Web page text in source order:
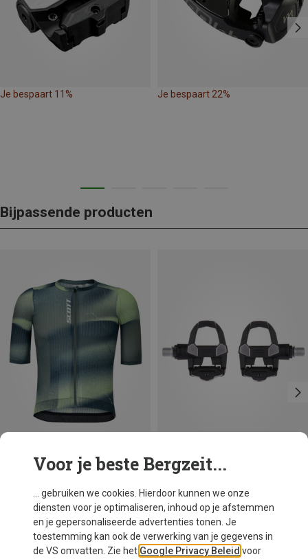
Je bespaart 11% Je bespaart 22%
Bijpassende producten
Je bespaart 32%
Look
Kéo Classic 3+ Pedaal
€ 64,60
ONE SIZE
Voor je beste Bergzeit...
... gebruiken we cookies. Hierdoor kunnen we onze
diensten voor je optimaliseren, inhoud op je afstemmen
en je gepersonaliseerde advertenties tonen. Je
toestemming kan ook de verwerking van je gegevens in
de VS omvatten. Zie het Google Privacy Beleid voor